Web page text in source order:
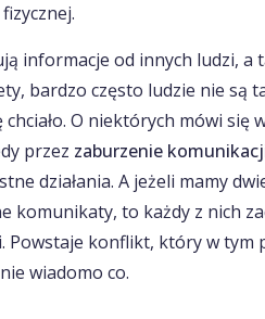
informacje od innych ludzi, a
bardzo często ludzie nie są
O niektórych mówi się
przez zaburzenie
działania. A jeżeli mamy
komunikaty, to każdy z nich
Powstaje konflikt, który w tym
wiadomo co.